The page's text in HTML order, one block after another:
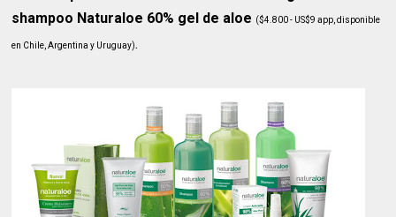
shampoo Naturaloe 60% gel de aloe ($4.800 - US$9 app, disponible
en Chile, Argentina y Uruguay).